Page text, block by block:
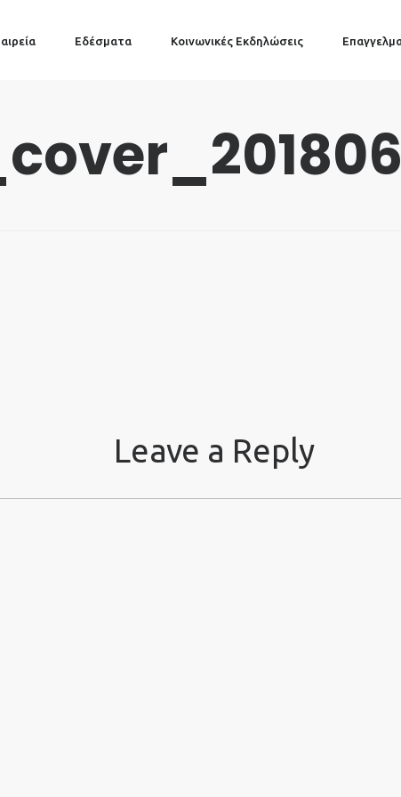
Εδέσματα Κοινωνικές Εκδηλώσεις
Leave a Reply